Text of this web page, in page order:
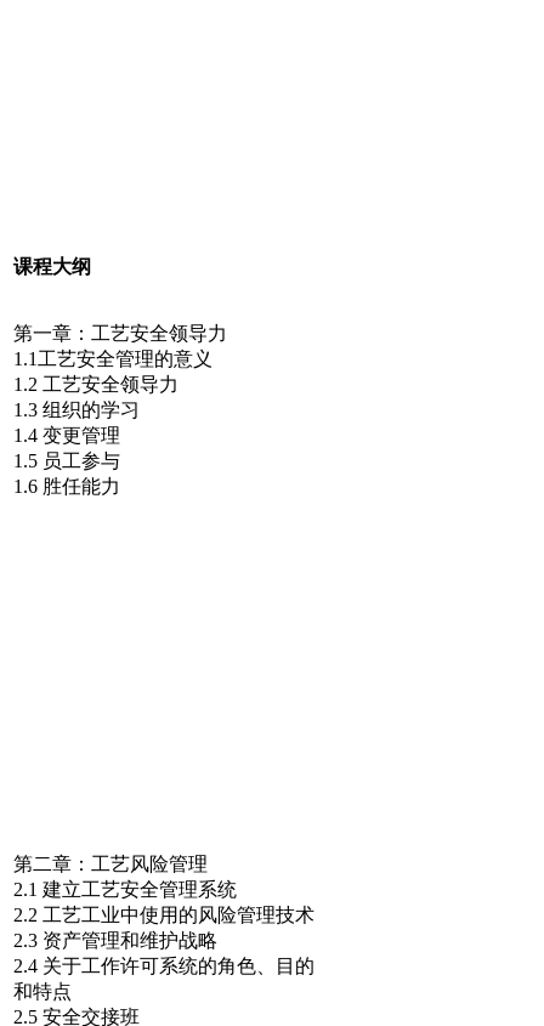
课程大纲
第一章：工艺安全领导力
1.1工艺安全管理的意义
1.2 工艺安全领导力
1.3 组织的学习
1.4 变更管理
1.5 员工参与
1.6 胜任能力
第二章：工艺风险管理
2.1 建立工艺安全管理系统
2.2 工艺工业中使用的风险管理技术
2.3 资产管理和维护战略
2.4 关于工作许可系统的角色、目的
和特点
2.5 安全交接班